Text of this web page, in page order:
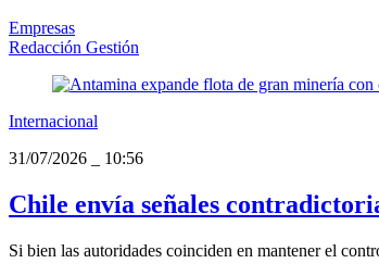
Empresas
Redacción Gestión
Internacional
31/07/2026
10:56
Chile envía señales
Si bien las autoridades coinciden en mantener el